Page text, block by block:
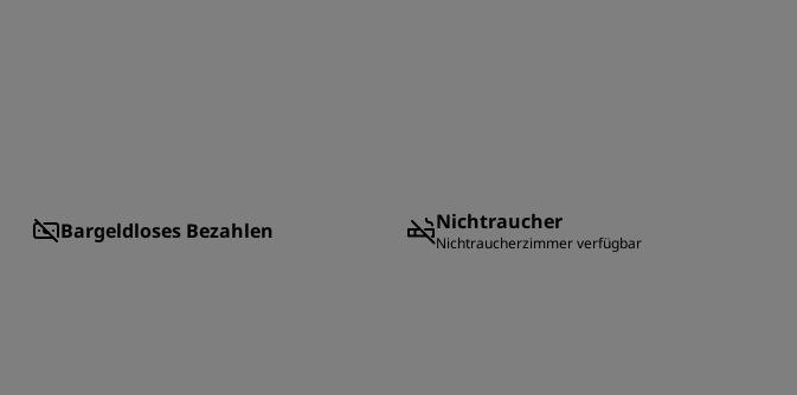
Bargeldloses Bezahlen Nichtraucher
Nichtraucherzimmer verfügbar